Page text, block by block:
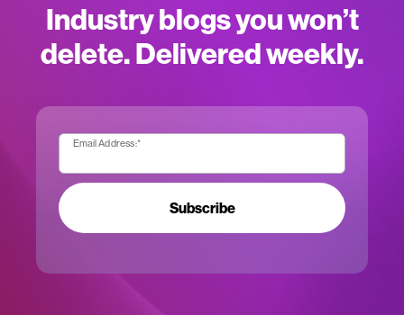
Industry blogs you won’t
delete. Delivered weekly.
Email Address:*
Subscribe